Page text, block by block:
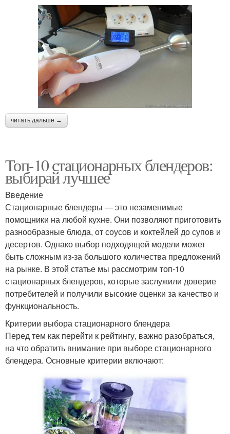
читать дальше →
Топ-10 стационарных блендеров:
выбирай лучшее
Введение
Стационарные блендеры — это незаменимые
помощники на любой кухне. Они позволяют приготовить
разнообразные блюда, от соусов и коктейлей до супов и
десертов. Однако выбор подходящей модели может
быть сложным из-за большого количества предложений
на рынке. В этой статье мы рассмотрим топ-10
стационарных блендеров, которые заслужили доверие
потребителей и получили высокие оценки за качество и
функциональность.
Критерии выбора стационарного блендера
Перед тем как перейти к рейтингу, важно разобраться,
на что обратить внимание при выборе стационарного
блендера. Основные критерии включают: